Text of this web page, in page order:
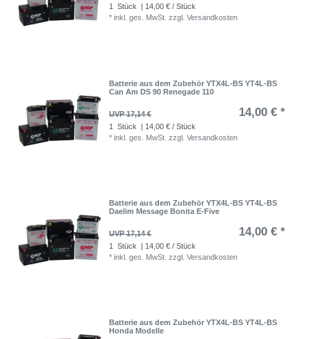
1 Stück
| 14,00 € / Stück
*inkl. ges. MwSt. zzgl.Versandkosten
Batterie aus dem Zubehör YTX4L-BS YT4L-BS
Can Am DS 90 Renegade 110
UVP 17,14 € 14,00 € *
1 Stück
| 14,00 € / Stück
*inkl. ges. MwSt. zzgl.Versandkosten
Batterie aus dem Zubehör YTX4L-BS YT4L-BS
Daelim Message Bonita E-Five
UVP 17,14 € 14,00 € *
1 Stück
| 14,00 € / Stück
*inkl. ges. MwSt. zzgl.Versandkosten
Batterie aus dem Zubehör YTX4L-BS YT4L-BS
Honda Modelle